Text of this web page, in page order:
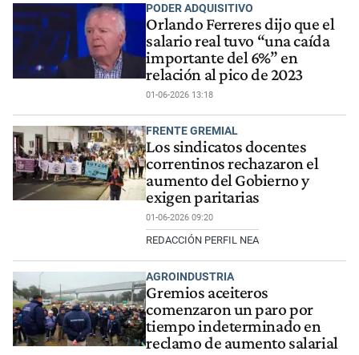
PODER ADQUISITIVO
Orlando Ferreres dijo que el
salario real tuvo “una caída
importante del 6%” en
relación al pico de 2023
01-06-2026 13:18
FRENTE GREMIAL
Los sindicatos docentes
correntinos rechazaron el
aumento del Gobierno y
exigen paritarias
01-06-2026 09:20
REDACCIÓN PERFIL NEA
AGROINDUSTRIA
Gremios aceiteros
comenzaron un paro por
tiempo indeterminado en
reclamo de aumento salarial